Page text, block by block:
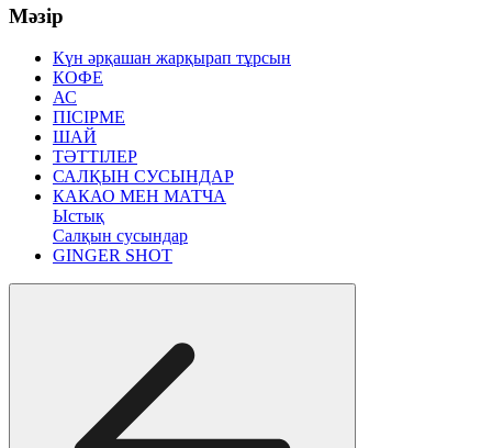
Мәзір
Күн әрқашан жарқырап тұрсын
КОФЕ
АС
ПІСІРМЕ
ШАЙ
ТӘТТІЛЕР
САЛҚЫН СУСЫНДАР
КАКАО МЕН МАТЧА
Ыстық
Салқын сусындар
GINGER SHOT